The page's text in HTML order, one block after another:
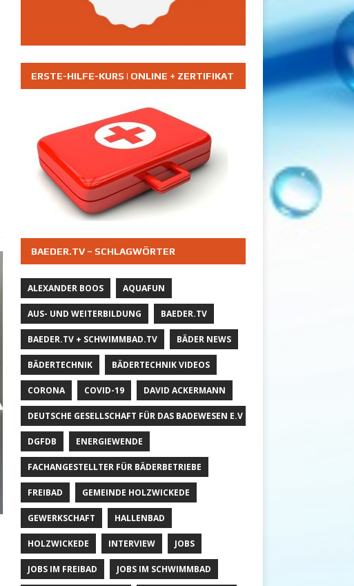
ERSTE-HILFE-KURS | ONLINE + ZERTIFIKAT
BAEDER.TV – SCHLAGWÖRTER
ALEXANDER BOOS AQUAFUN
AUS- UND WEITERBILDUNG BAEDER.TV
BAEDER.TV + SCHWIMMBAD.TV BÄDER NEWS
BÄDERTECHNIK BÄDERTECHNIK VIDEOS
CORONA COVID-19 DAVID ACKERMANN
DEUTSCHE GESELLSCHAFT FÜR DAS BADEWESEN E.V
DGFDB ENERGIEWENDE
FACHANGESTELLTER FÜR BÄDERBETRIEBE
FREIBAD GEMEINDE HOLZWICKEDE
GEWERKSCHAFT HALLENBAD
HOLZWICKEDE INTERVIEW JOBS
JOBS IM FREIBAD JOBS IM SCHWIMMBAD